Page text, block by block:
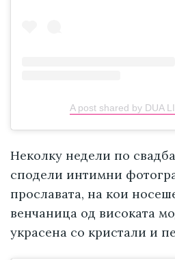
A post shared by DUA
Неколку недели по
сподели интимни
прославата, на кои
венчаница од високата
украсена со кристали и